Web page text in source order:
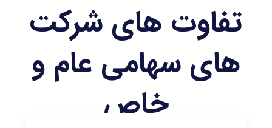
تفاوت های شرکت
های سهامی عام و
خاص